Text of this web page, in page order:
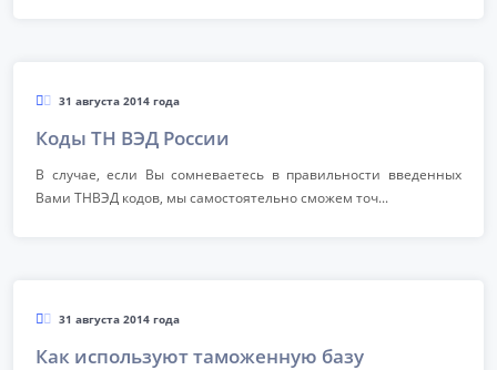
31 августа 2014 года
Коды ТН ВЭД России
В случае, если Вы сомневаетесь в правильности введенных
Вами ТНВЭД кодов, мы самостоятельно сможем точ...
31 августа 2014 года
Как используют таможенную базу